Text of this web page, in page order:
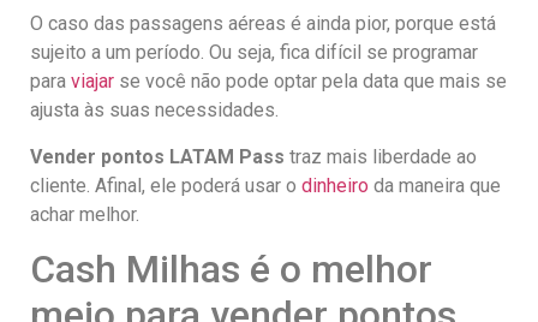
O caso das passagens aéreas é ainda pior, porque está
sujeito a um período. Ou seja, fica difícil se programar
para viajar se você não pode optar pela data que mais se
ajusta às suas necessidades.
Vender pontos LATAM Pass traz mais liberdade ao
cliente. Afinal, ele poderá usar o dinheiro da maneira que
achar melhor.
Cash Milhas é o melhor